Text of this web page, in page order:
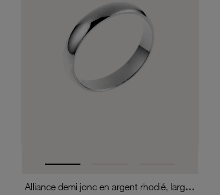
Alliance demi jonc en argent rhodié, largeur 4mm